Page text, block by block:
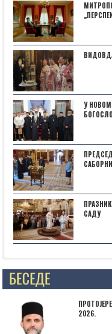
У
САДУ
Posts not found
2026.